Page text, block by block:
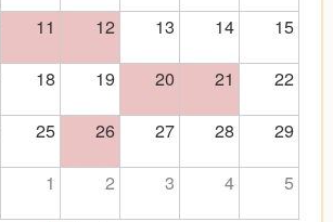
11 12 13 14
15
18 19 20 21
22
25 26 27 28
29
1 2 3 4 5